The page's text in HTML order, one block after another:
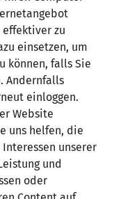
zu
einsetzen, um
können, falls Sie
Andernfalls
einloggen.
Website
uns helfen, die
unserer
und
oder